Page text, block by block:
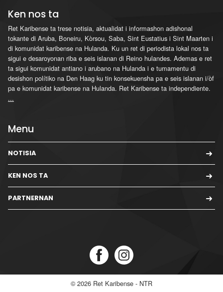
Ken nos ta
Ret Karibense ta trese notisia, aktualidat i informashon adishonal
tokante di Aruba, Boneiru, Kòrsou, Saba, Sint Eustatius i Sint Maarten i
di komunidat karibense na Hulanda. Ku un ret di periodista lokal nos ta
sigui e desaroyonan riba e seis islanan di Reino hulandes. Ademas e ret
ta sigui komunidat antiano i arubano na Hulanda i e tumamentu di
desishon polítiko na Den Haag ku tin konsekuensha pa e seis islanan i/òf
pa e komunidat karibense na Hulanda. Ret Karibense ta independiente.
...
Menu
NOTISIA
KEN NOS TA
PARTNERNAN
© 2026 Ret Karibense - NTR